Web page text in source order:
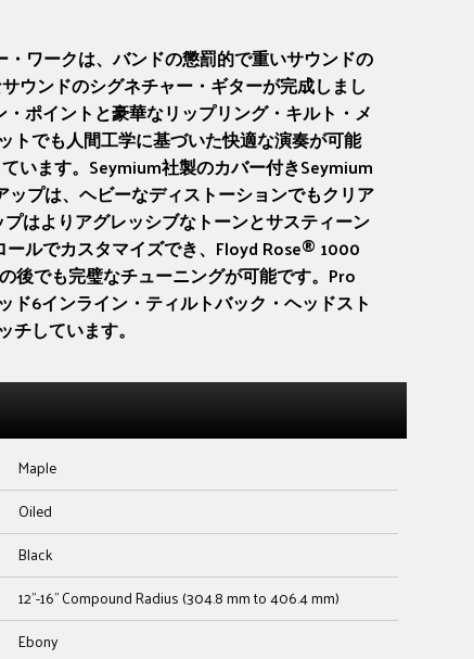
ワークは、バンドの懲罰的で重いサウンドの
ウンドのシグネチャー・ギターが完成しまし
ポイントと豪華なリップリング・キルト・メ
トでも人間工学に基づいた快適な演奏が可能
います。Seymium社製のカバー付きSeymium
プは、ヘビーなディストーションでもクリア
はよりアグレッシブなトーンとサスティーン
ルでカスタマイズでき、Floyd Rose® 1000
後でも完璧なチューニングが可能です。Pro
6インライン・ティルトバック・ヘッドスト
しています。
Maple
Oiled
Black
12"-16" Compound Radius (304.8 mm to 406.4 mm)
Ebony